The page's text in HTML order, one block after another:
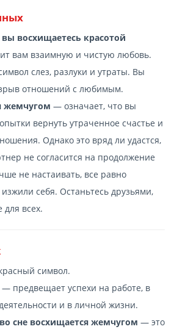
восхищаетесь красотой
вам взаимную и чистую любовь.
слез, разлуки и утраты. Вы
отношений с любимым.
жемчугом — означает, что вы
вернуть утраченное счастье и
Однако это вряд ли удастся,
не согласится на продолжение
не настаивать, все равно
себя. Останьтесь друзьями,
для всех.
символ.
— предвещает успехи на работе, в
и в личной жизни.
сне восхищается жемчугом — это